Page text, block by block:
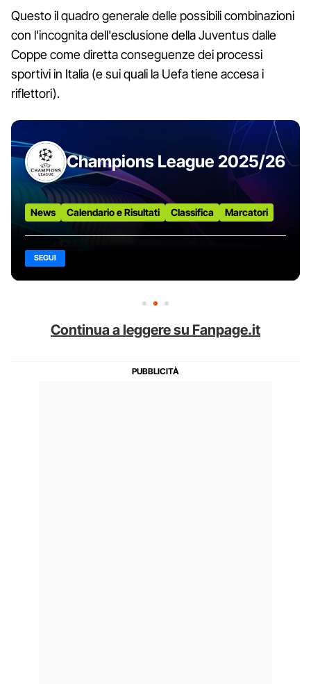
Questo il quadro generale delle possibili combinazioni
con l'incognita dell'esclusione della Juventus dalle
Coppe come diretta conseguenze dei processi
sportivi in Italia (e sui quali la Uefa tiene accesa i
riflettori).
Champions League 2025/26
News Calendario e Risultati Classifica Marcatori
SEGUI
Continua a leggere su Fanpage.it